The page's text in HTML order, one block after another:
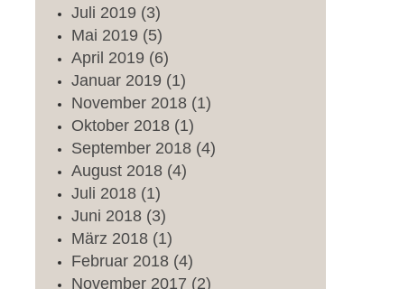
Juli 2019 (3)
Mai 2019 (5)
April 2019 (6)
Januar 2019 (1)
November 2018 (1)
Oktober 2018 (1)
September 2018 (4)
August 2018 (4)
Juli 2018 (1)
Juni 2018 (3)
März 2018 (1)
Februar 2018 (4)
November 2017 (2)